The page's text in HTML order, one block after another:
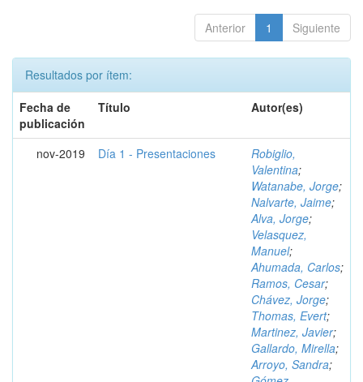
Anterior 1 Siguiente
Resultados por ítem:
Fecha de
publicación
Título Autor(es)
nov-2019 Día 1 - Presentaciones
Robiglio,
Valentina;
Watanabe, Jorge;
Nalvarte, Jaime;
Alva, Jorge;
Velasquez,
Manuel;
Ahumada, Carlos;
Ramos, Cesar;
Chávez, Jorge;
Thomas, Evert;
Martinez, Javier;
Gallardo, Mirella;
Arroyo, Sandra;